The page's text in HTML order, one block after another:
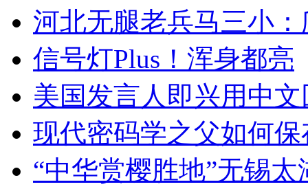
河北无腿老兵马三小
信号灯Plus！浑身都亮
美国发言人即兴用中
现代密码学之父如何
“中华赏樱胜地”无锡